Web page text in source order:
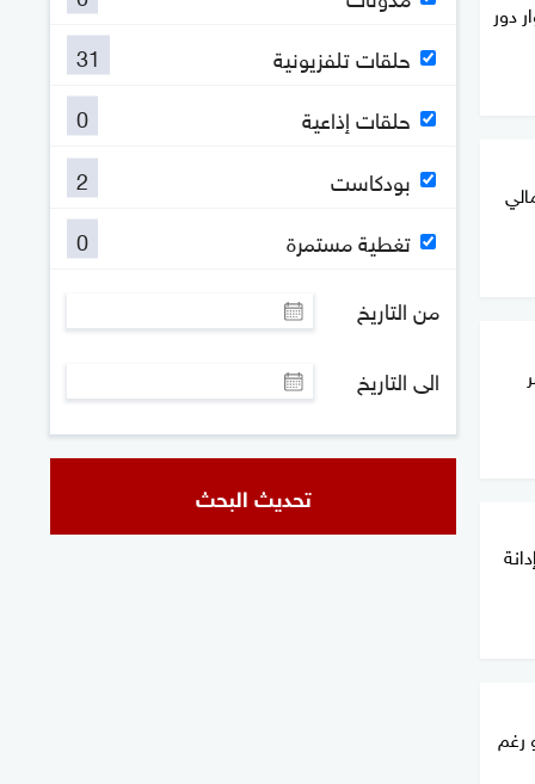
دور
رغم
حلقات تلفزيونية
31
حلقات إذاعية
0
بودكاست
2
تغطية مستمرة
0
من التاريخ
الى التاريخ
تحديث البحث